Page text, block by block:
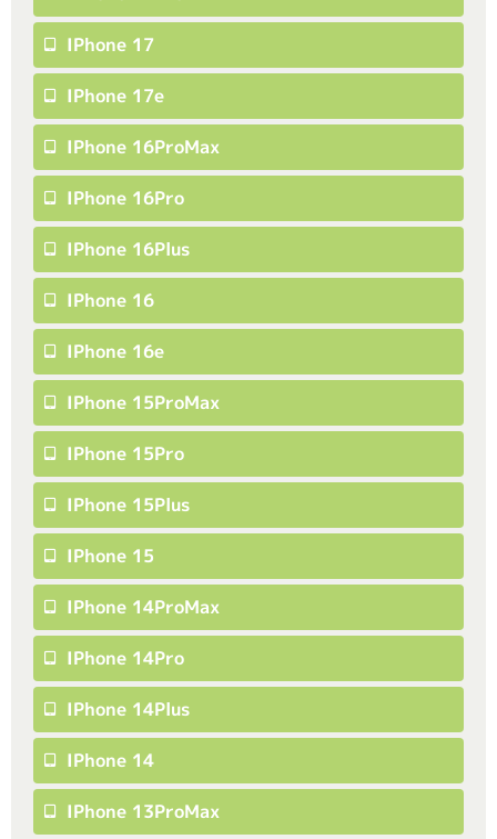
IPhone 17
IPhone 17e
IPhone 16ProMax
IPhone 16Pro
IPhone 16Plus
IPhone 16
IPhone 16e
IPhone 15ProMax
IPhone 15Pro
IPhone 15Plus
IPhone 15
IPhone 14ProMax
IPhone 14Pro
IPhone 14Plus
IPhone 14
IPhone 13ProMax